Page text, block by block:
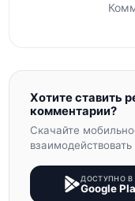
Хотите ставить
комментарии?
Скачайте
ДОСТУПНО В
Google